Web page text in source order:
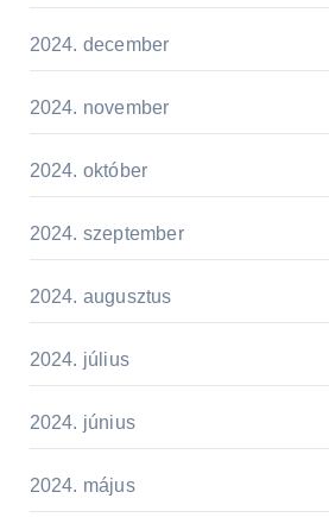
2024. december
2024. november
2024. október
2024. szeptember
2024. augusztus
2024. július
2024. június
2024. május